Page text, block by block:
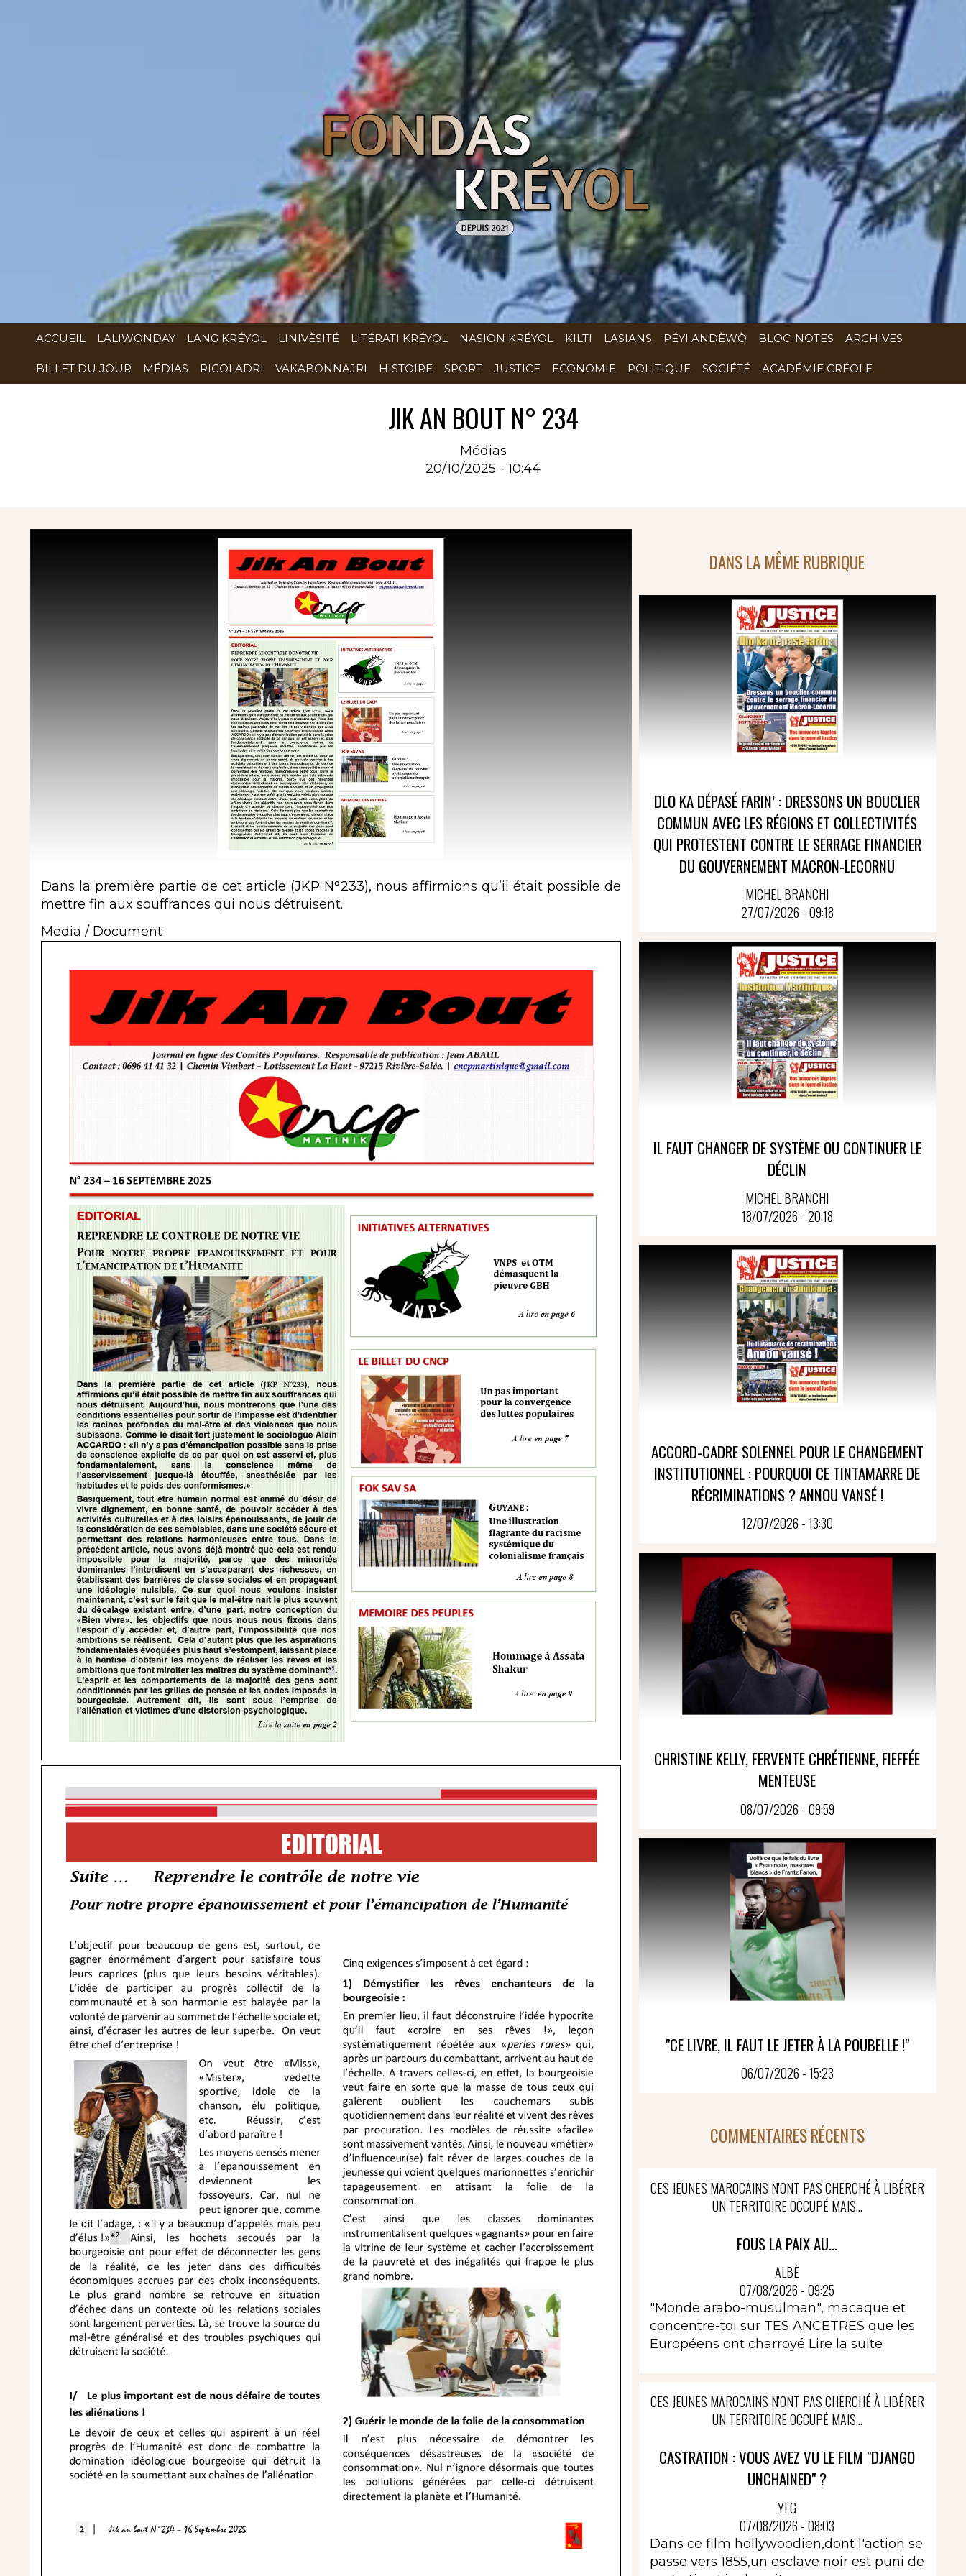
ACCUEIL LALIWONDAY LANG KRÉYOL LINIVÈSITÉ LITÉRATI KRÉYOL NASION KRÉYOL KILTI LASIANS PÉYI ANDÈWÒ BLOC-NOTES ARCHIVES
BILLET DU JOUR MÉDIAS RIGOLADRI VAKABONNAJRI HISTOIRE SPORT JUSTICE ECONOMIE POLITIQUE SOCIÉTÉ ACADÉMIE CRÉOLE
JIK AN BOUT N° 234
Médias
20/10/2025 - 10:44
Dans la première partie de cet article (JKP N°233), nous affirmions qu’il était possible de
mettre fin aux souffrances qui nous détruisent.
Media / Document
DANS LA MÊME RUBRIQUE
DLO KA DÉPASÉ FARIN’ : DRESSONS UN BOUCLIER
COMMUN AVEC LES RÉGIONS ET COLLECTIVITÉS
QUI PROTESTENT CONTRE LE SERRAGE FINANCIER
DU GOUVERNEMENT MACRON-LECORNU
MICHEL BRANCHI
27/07/2026 - 09:18
IL FAUT CHANGER DE SYSTÈME OU CONTINUER LE
DÉCLIN
MICHEL BRANCHI
18/07/2026 - 20:18
ACCORD-CADRE SOLENNEL POUR LE CHANGEMENT
INSTITUTIONNEL : POURQUOI CE TINTAMARRE DE
RÉCRIMINATIONS ? ANNOU VANSÉ !
12/07/2026 - 13:30
CHRISTINE KELLY, FERVENTE CHRÉTIENNE, FIEFFÉE
MENTEUSE
08/07/2026 - 09:59
"CE LIVRE, IL FAUT LE JETER À LA POUBELLE !"
06/07/2026 - 15:23
COMMENTAIRES RÉCENTS
CES JEUNES MAROCAINS N'ONT PAS CHERCHÉ À LIBÉRER
UN TERRITOIRE OCCUPÉ MAIS...
FOUS LA PAIX AU...
ALBÈ
07/08/2026 - 09:25
"Monde arabo-musulman", macaque et
concentre-toi sur TES ANCETRES que les
Européens ont charroyé Lire la suite
CES JEUNES MAROCAINS N'ONT PAS CHERCHÉ À LIBÉRER
UN TERRITOIRE OCCUPÉ MAIS...
CASTRATION : VOUS AVEZ VU LE FILM "DJANGO
UNCHAINED" ?
YEG
07/08/2026 - 08:03
Dans ce film hollywoodien,dont l'action se
passe vers 1855,un esclave noir est puni de